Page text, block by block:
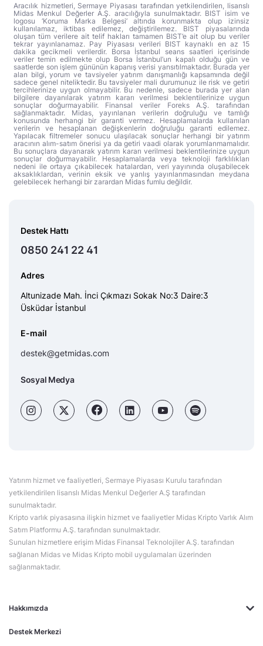
Aracılık hizmetleri, Sermaye Piyasası tarafından yetkilendirilen, lisanslı
Midas Menkul Değerler A.Ş. aracılığıyla sunulmaktadır. BIST isim ve
logosu ‘Koruma Marka Belgesi’ altında korunmakta olup izinsiz
kullanılamaz, iktibas edilemez, değiştirilemez. BIST piyasalarında
oluşan tüm verilere ait telif hakları tamamen BIST’e ait olup bu veriler
tekrar yayınlanamaz. Pay Piyasası verileri BIST kaynaklı en az 15
dakika gecikmeli verilerdir. Borsa İstanbul seans saatleri içerisinde
veriler temin edilmekte olup Borsa İstanbul’un kapalı olduğu gün ve
saatlerde son işlem gününün kapanış verisi yansıtılmaktadır. Burada yer
alan bilgi, yorum ve tavsiyeler yatırım danışmanlığı kapsamında değil
sadece genel niteliktedir. Bu tavsiyeler mali durumunuz ile risk ve getiri
tercihlerinize uygun olmayabilir. Bu nedenle, sadece burada yer alan
bilgilere dayanılarak yatırım kararı verilmesi beklentilerinize uygun
sonuçlar doğurmayabilir. Finansal veriler Foreks A.Ş. tarafından
sağlanmaktadır. Midas, yayınlanan verilerin doğruluğu ve tamlığı
konusunda herhangi bir garanti vermez. Hesaplamalarda kullanılan
verilerin ve hesaplanan değişkenlerin doğruluğu garanti edilemez.
Yapılacak filtremeler sonucu ulaşılacak sonuçlar herhangi bir yatırım
aracının alım-satım önerisi ya da getiri vaadi olarak yorumlanmamalıdır.
Bu sonuçlara dayanarak yatırım kararı verilmesi beklentilerinize uygun
sonuçlar doğurmayabilir. Hesaplamalarda veya teknoloji farklılıkları
nedeni ile ortaya çıkabilecek hatalardan, veri yayınında oluşabilecek
aksaklıklardan, verinin eksik ve yanlış yayınlanmasından meydana
gelebilecek herhangi bir zarardan Midas fumlu değildir.
Hakkımızda
Destek Merkezi
Destek Hattı
0850 241 22 41
Adres
Altunizade Mah. İnci Çıkmazı Sokak No:3 Daire:3
Üsküdar İstanbul
E-mail
destek@getmidas.com
Sosyal Medya
Yatırım hizmet ve faaliyetleri, Sermaye Piyasası Kurulu tarafından
yetkilendirilen lisanslı Midas Menkul Değerler A.Ş tarafından
sunulmaktadır.
Kripto varlık piyasasına ilişkin hizmet ve faaliyetler Midas Kripto Varlık Alım
Satım Platformu A.Ş. tarafından sunulmaktadır.
Sunulan hizmetlere erişim Midas Finansal Teknolojiler A.Ş. tarafından
sağlanan Midas ve Midas Kripto mobil uygulamaları üzerinden
sağlanmaktadır.